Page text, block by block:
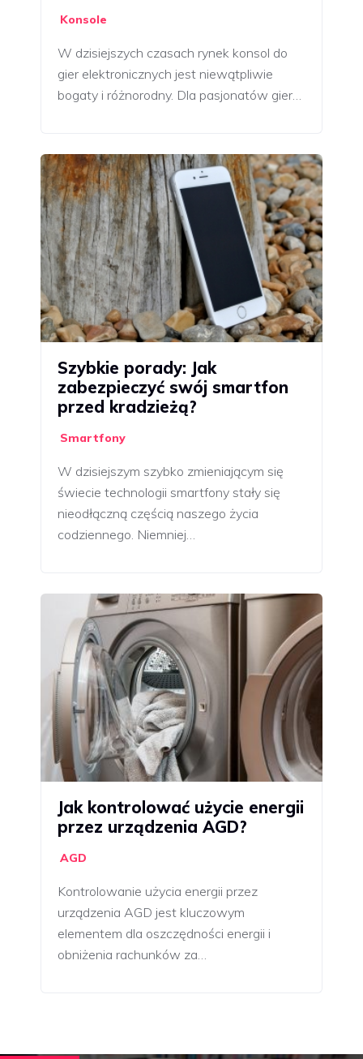
Konsole
W dzisiejszych czasach rynek konsol do
gier elektronicznych jest niewątpliwie
bogaty i różnorodny. Dla pasjonatów gier…
Szybkie porady: Jak
zabezpieczyć swój smartfon
przed kradzieżą?
Smartfony
W dzisiejszym szybko zmieniającym się
świecie technologii smartfony stały się
nieodłączną częścią naszego życia
codziennego. Niemniej…
Jak kontrolować użycie energii
przez urządzenia AGD?
AGD
Kontrolowanie użycia energii przez
urządzenia AGD jest kluczowym
elementem dla oszczędności energii i
obniżenia rachunków za…